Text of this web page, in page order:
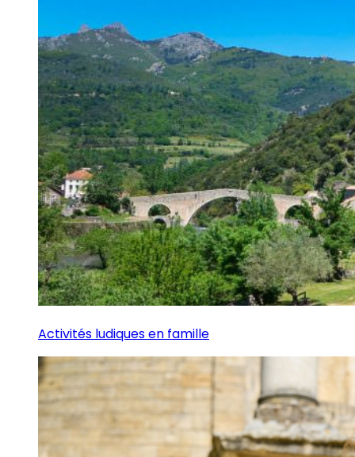
Activités ludiques en famille